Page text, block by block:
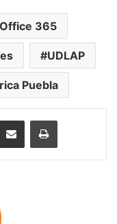
365
UDLAP
Puebla
Share via Email Print